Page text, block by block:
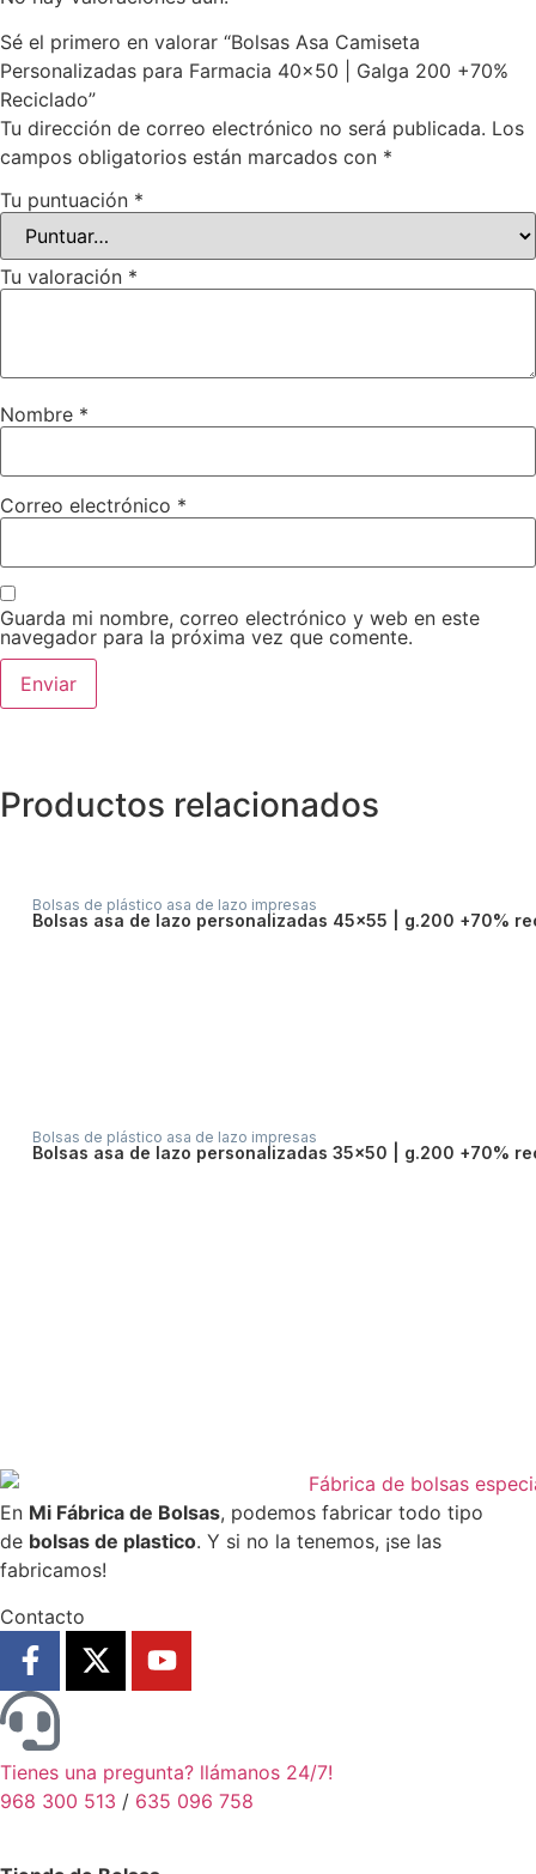
Sé el primero en valorar “Bolsas Asa Camiseta
Personalizadas para Farmacia 40×50 | Galga 200 +70%
Reciclado”
Tu dirección de correo electrónico no será publicada. Los
campos obligatorios están marcados con *
Tu puntuación *
Tu valoración *
Nombre *
Correo electrónico *
Guarda mi nombre, correo electrónico y web en este
navegador para la próxima vez que comente.
Productos relacionados
Bolsas de plástico asa de lazo impresas
bolsas asa de lazo personalizadas 45×55 | g.200 +70%
Bolsas de plástico asa de lazo impresas
bolsas asa de lazo personalizadas 35×50 | g.200 +70%
En Mi Fábrica de Bolsas, podemos fabricar todo tipo
de bolsas de plastico. Y si no la tenemos, ¡se las
fabricamos!
Contacto
Tienes una pregunta? llámanos 24/7!
968 300 513 / 635 096 758